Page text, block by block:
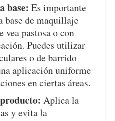
base: Es importante
de maquillaje
vea pastosa o con
Puedes utilizar
o de barrido
aplicación uniforme
en ciertas áreas.
Aplica la
y evita la